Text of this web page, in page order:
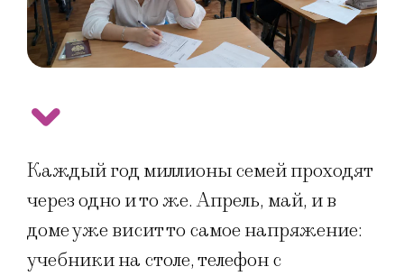
Каждый год миллионы семей проходят
через одно и то же. Апрель, май, и в
доме уже висит то самое напряжение:
учебники на столе, телефон с